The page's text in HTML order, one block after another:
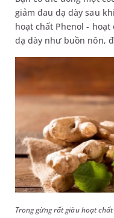
giảm đau dạ dày sau
hoạt chất Phenol -
dạ dày như buồn nôn,
Trong gừng rất giàu hoạt